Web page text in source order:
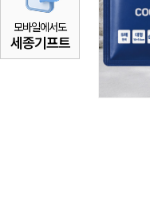
모바일에서도
세종기프트